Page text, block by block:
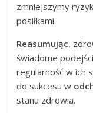
zmniejszymy
posiłkami.
Reasumując,
świadome
regularność w ich
do sukcesu w
stanu zdrowia.